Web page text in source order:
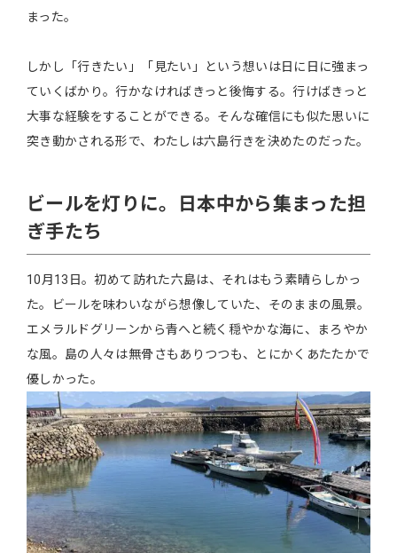
まった。
しかし「行きたい」「見たい」という想いは日に日に強まっ
ていくばかり。行かなければきっと後悔する。行けばきっと
大事な経験をすることができる。そんな確信にも似た思いに
突き動かされる形で、わたしは六島行きを決めたのだった。
ビールを灯りに。日本中から集まった担
ぎ手たち
10月13日。初めて訪れた六島は、それはもう素晴らしかっ
た。ビールを味わいながら想像していた、そのままの風景。
エメラルドグリーンから青へと続く穏やかな海に、まろやか
な風。島の人々は無骨さもありつつも、とにかくあたたかで
優しかった。